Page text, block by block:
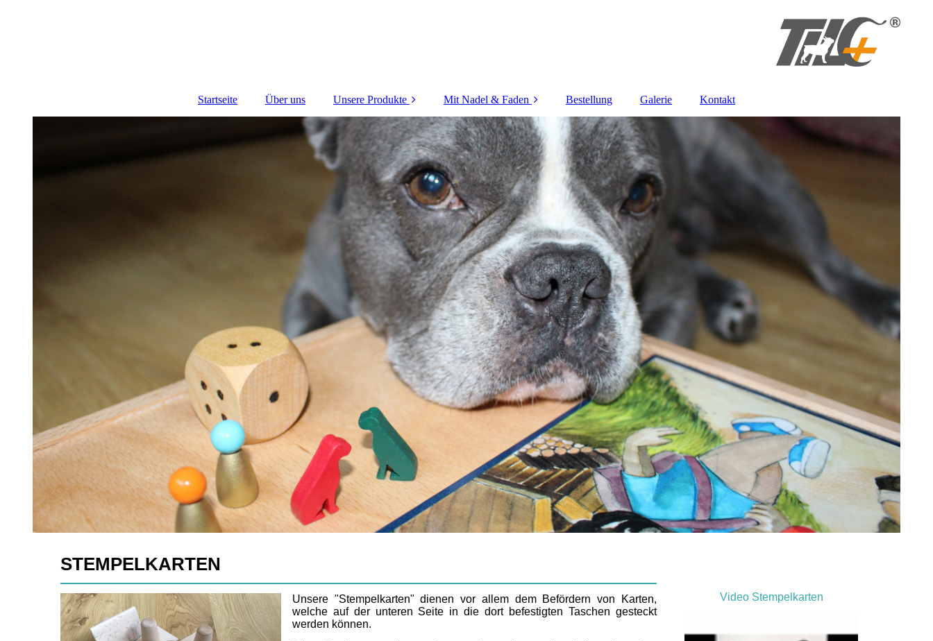
Startseite Über uns Unsere Produkte
Fädelhund
Fliegender Hund
Klappe auf
Leckerli-Katapult
Leckerli-Labyrinth
Leckerli-Rechner
Leckerli-Tastatur
Puste-Stups-Leiste
Steckprodukte
Kugelprodukte
Bringprodukte
Glückstrommel
Zieh-Produkte
Löffelspiele
Würfel
Kartenspiele &
Spielzubehör
Mit Nadel & Faden
Schnuffel
Schnüffelpfoten &
Schnüffelknochen
Farbknochen
Taktiles Labyrinth
Filztaschen & Fische
Bestellung Galerie Kontakt
STEMPELKARTEN
Unsere "Stempelkarten" dienen vor allem dem Befördern von Karten,
welche auf der unteren Seite in die dort befestigten Taschen gesteckt
werden können.
Video Stempelkarten